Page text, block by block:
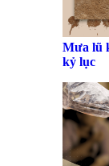
Mưa lũ
kỷ lục